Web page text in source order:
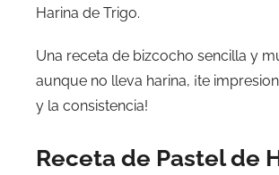
Harina de Trigo.
Una receta de bizcocho sencilla y
aunque no lleva harina, ¡te
y la consistencia!
Receta de Pastel de